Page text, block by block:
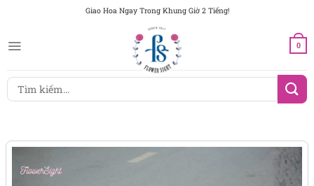
dung
Giao Hoa Ngay Trong Khung Giờ 2 Tiếng!
0
Tìm
kiếm: